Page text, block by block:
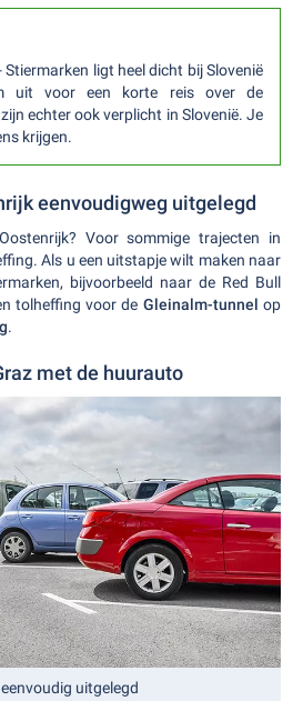
Stiermarken ligt heel dicht bij Slovenië
uit voor een korte reis over de
echter ook verplicht in Slovenië. Je
krijgen.
eenvoudigweg uitgelegd
Voor sommige trajecten in
Als u een uitstapje wilt maken naar
bijvoorbeeld naar de Red Bull
tolheffing voor de Gleinalm-tunnel op
.
met de huurauto
uitgelegd